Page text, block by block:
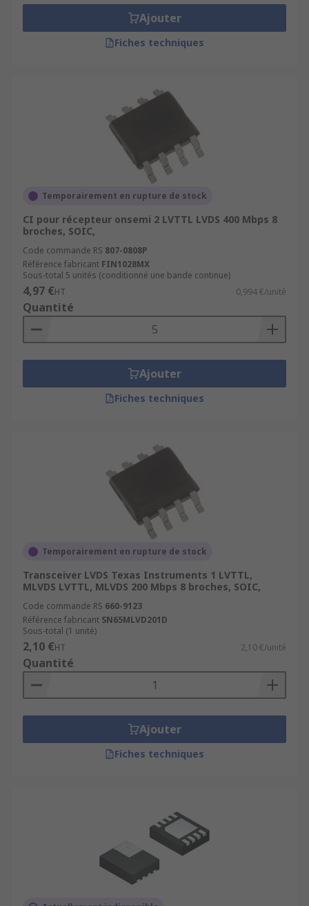
Ajouter
Fiches techniques
Temporairement en rupture de stock
CI pour récepteur onsemi 2 LVTTL LVDS 400 Mbps 8
broches, SOIC,
Code commande RS 807-0808P
Référence fabricant FIN1028MX
Sous-total 5 unités (conditionné une bande continue)
4,97 €HT 0,994 €/unité
Quantité
Ajouter
Fiches techniques
Temporairement en rupture de stock
Transceiver LVDS Texas Instruments 1 LVTTL,
MLVDS LVTTL, MLVDS 200 Mbps 8 broches, SOIC,
Code commande RS 660-9123
Référence fabricant SN65MLVD201D
Sous-total (1 unité)
2,10 €HT 2,10 €/unité
Quantité
Ajouter
Fiches techniques